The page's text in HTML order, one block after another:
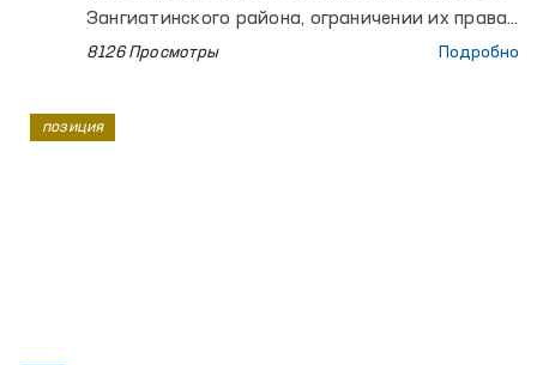
Зангиатинского района, ограничении их права
на получение медицинских услуг и отсутствии
сотрудниками Уполномоченного Олий Мажлиса
8126 Просмотры Подробно
позиция